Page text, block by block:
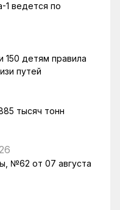
1 ведется по
детям правила
путей
тысяч тонн
№62 от 07 августа